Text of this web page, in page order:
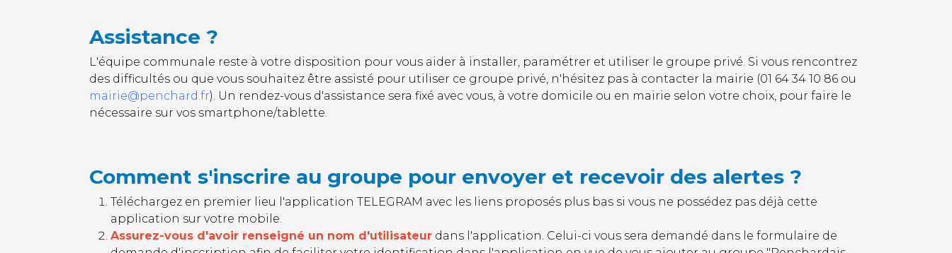
Assistance ?
L'équipe communale reste à votre disposition pour vous aider à installer, paramétrer et utiliser le groupe privé. Si vous rencontrez
des difficultés ou que vous souhaitez être assisté pour utiliser ce groupe privé, n'hésitez pas à contacter la mairie (01 64 34 10 86 ou
mairie@penchard.fr). Un rendez-vous d'assistance sera fixé avec vous, à votre domicile ou en mairie selon votre choix, pour faire le
nécessaire sur vos smartphone/tablette.
Comment s'inscrire au groupe pour envoyer et recevoir des alertes ?
Téléchargez en premier lieu l'application TELEGRAM avec les liens proposés plus bas si vous ne possédez pas déjà cette
application sur votre mobile.
Assurez-vous d'avoir renseigné un nom d'utilisateurdans l'application. Celui-ci vous sera demandé dans le formulaire de